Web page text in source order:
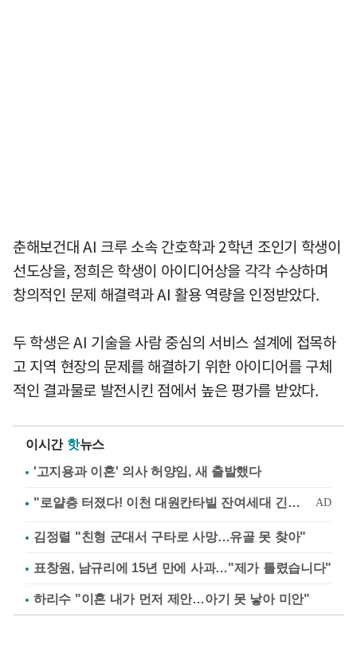
춘해보건대 AI 크루 소속 간호학과 2학년 조인기 학생이
선도상을, 정희은 학생이 아이디어상을 각각 수상하며
창의적인 문제 해결력과 AI 활용 역량을 인정받았다.
두 학생은 AI 기술을 사람 중심의 서비스 설계에 접목하
고 지역 현장의 문제를 해결하기 위한 아이디어를 구체
적인 결과물로 발전시킨 점에서 높은 평가를 받았다.
이시간 핫뉴스
'고지용과 이혼' 의사 허양임, 새 출발했다
김정렬 "친형 군대서 구타로 사망…유골 못 찾아"
표창원, 남규리에 15년 만에 사과…"제가 틀렸습니다"
하리수 "이혼 내가 먼저 제안…아기 못 낳아 미안"